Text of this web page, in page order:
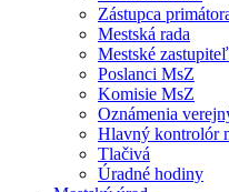
Zástupca
Mestská rada
Mestské
Poslanci MsZ
Komisie MsZ
Oznámenia
Hlavný kontrolór
Tlačivá
Úradné hodiny